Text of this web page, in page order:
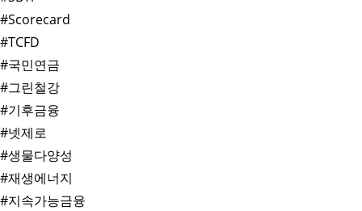
#Scorecard
#TCFD
#국민연금
#그린철강
#기후금융
#넷제로
#생물다양성
#재생에너지
#지속가능금융